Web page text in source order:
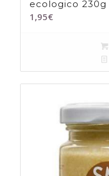
ecologico 230g
1,95€